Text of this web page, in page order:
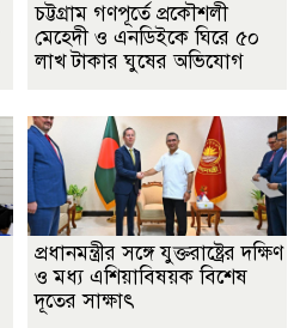
চট্টগ্রাম গণপূর্তে প্রকৌশলী
মেহেদী ও এনডিইকে ঘিরে ৫০
লাখ টাকার ঘুষের অভিযোগ
প্রধানমন্ত্রীর সঙ্গে যুক্তরাষ্ট্রের দক্ষিণ
ও মধ্য এশিয়াবিষয়ক বিশেষ
দূতের সাক্ষাৎ